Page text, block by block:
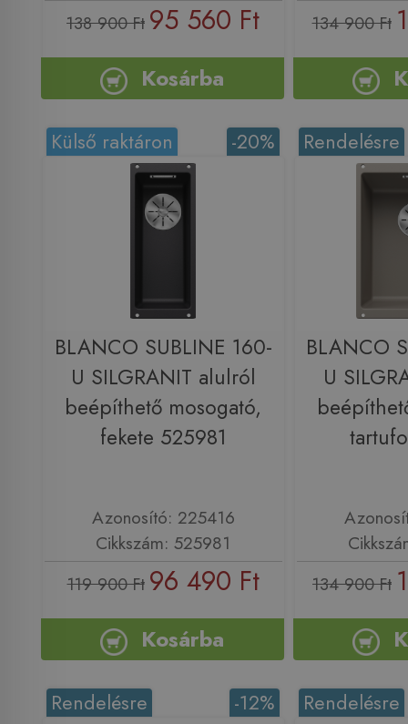
138 900 Ft 95 560 Ft
Kosárba
134 900 Ft
-20%
Külső raktáron
BLANCO SUBLINE 160-
U SILGRANIT alulról
beépíthető mosogató,
fekete 525981
Azonosító: 225416
Cikkszám: 525981
119 900 Ft 96 490 Ft
Kosárba
Rendelésre
BLANCO
U
134 900 Ft
-12%
Rendelésre Rendelésre